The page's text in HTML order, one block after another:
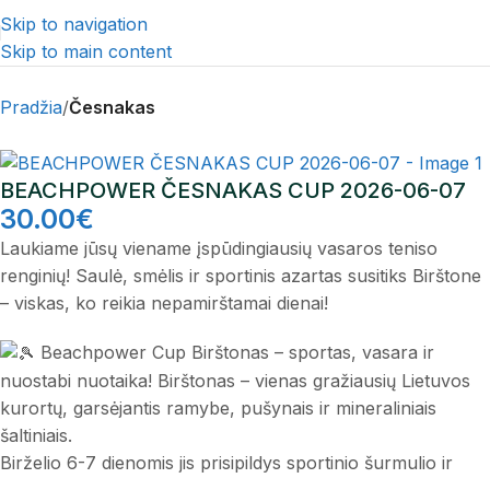
Skip to navigation
Skip to main content
Pradžia Česnakas
BEACHPOWER ČESNAKAS CUP 2026-06-07
30.00€
Laukiame jūsų viename įspūdingiausių vasaros teniso
renginių! Saulė, smėlis ir sportinis azartas susitiks Birštone
– viskas, ko reikia nepamirštamai dienai!
Beachpower Cup Birštonas – sportas, vasara ir
nuostabi nuotaika! Birštonas – vienas gražiausių Lietuvos
kurortų, garsėjantis ramybe, pušynais ir mineraliniais
šaltiniais.
Birželio 6-7 dienomis jis prisipildys sportinio šurmulio ir